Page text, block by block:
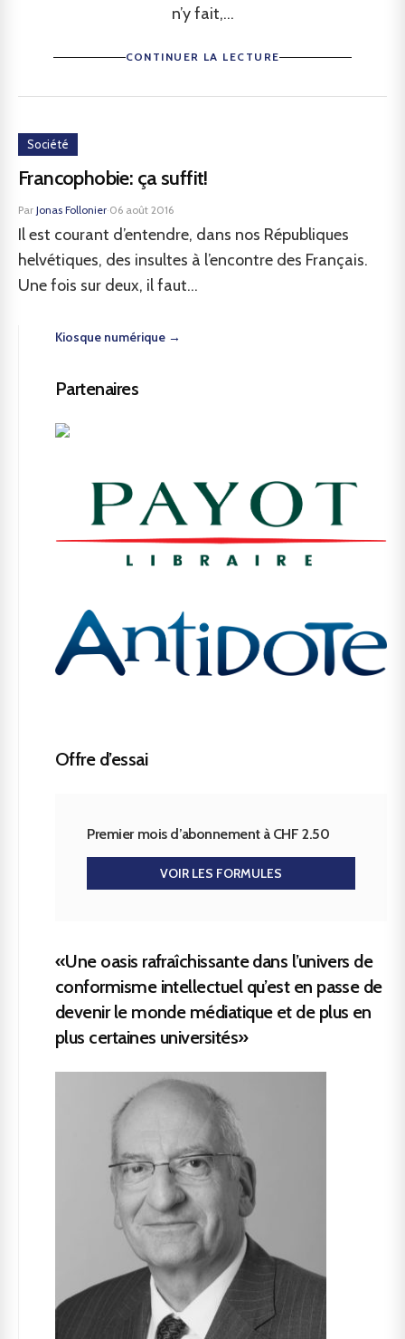
n’y fait,...
CONTINUER LA LECTURE
Société
Francophobie: ça suffit!
Par Jonas Follonier·06 août 2016
Il est courant d’entendre, dans nos Républiques
helvétiques, des insultes à l’encontre des Français.
Une fois sur deux, il faut...
Kiosque numérique →
Partenaires
Offre d’essai
Premier mois d’abonnement à CHF 2.50
VOIR LES FORMULES
«Une oasis rafraîchissante dans l’univers de
conformisme intellectuel qu’est en passe de
devenir le monde médiatique et de plus en
plus certaines universités»